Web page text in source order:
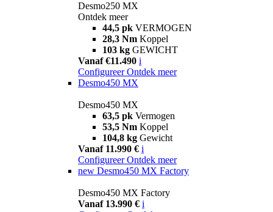
Desmo250 MX
Ontdek meer
44,5 pk VERMOGEN
28,3 Nm Koppel
103 kg GEWICHT
Vanaf €11.490 i
Configureer Ontdek meer
Desmo450 MX
Desmo450 MX
63,5 pk Vermogen
53,5 Nm Koppel
104,8 kg Gewicht
Vanaf 11.990 € i
Configureer Ontdek meer
new Desmo450 MX Factory
Desmo450 MX Factory
Vanaf 13.990 € i